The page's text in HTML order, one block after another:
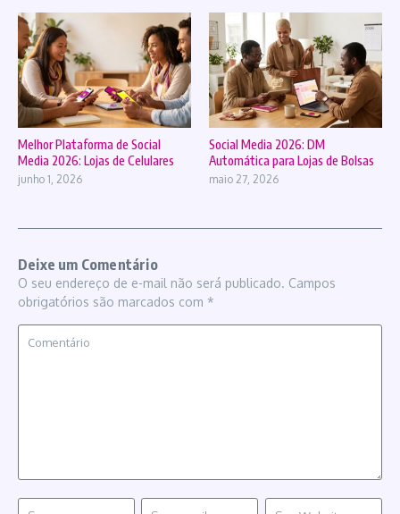
Melhor Plataforma de Social
Media 2026: Lojas de Celulares
junho 1, 2026
Social Media 2026: DM
Automática para Lojas de Bolsas
maio 27, 2026
Deixe um Comentário
O seu endereço de e-mail não será publicado. Campos
obrigatórios são marcados com *